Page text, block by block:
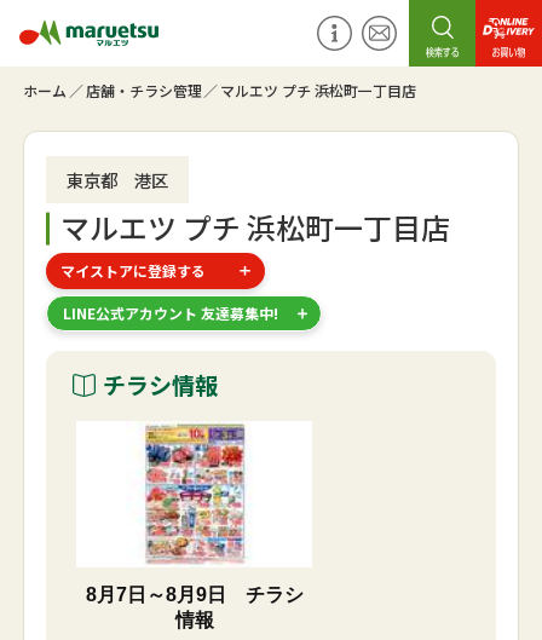
ホーム 店舗・チラシ管理 マルエツ プチ 浜松町一丁目店
東京都 港区
マルエツ プチ 浜松町一丁目店
マイストアに登録する
LINE公式アカウント 友達募集中!
チラシ情報
8月7日～8月9日 チラシ
情報